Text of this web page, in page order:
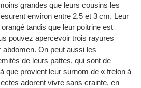
grandes que leurs cousins les
environ entre 2.5 et 3 cm. Leur
tandis que leur poitrine est
pouvez apercevoir trois rayures
abdomen. On peut aussi les
de leurs pattes, qui sont de
que provient leur surnom de « frelon à
adorent vivre sans crainte, en